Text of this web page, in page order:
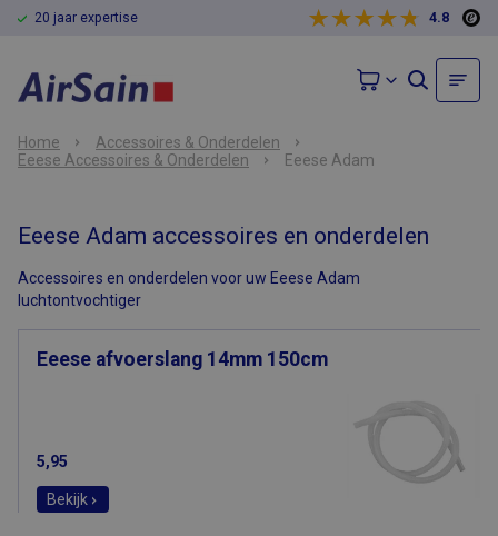
20 jaar expertise 4.8
Home
Accessoires & Onderdelen
Eeese Accessoires & Onderdelen
Eeese Adam
Eeese Adam accessoires en onderdelen
Accessoires en onderdelen voor uw Eeese Adam
luchtontvochtiger
Eeese afvoerslang 14mm 150cm
5,95
Bekijk